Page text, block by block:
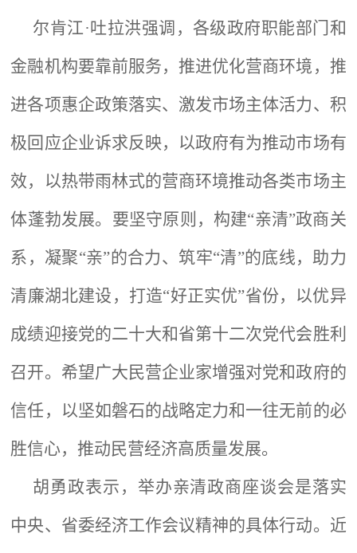
尔肯江·吐拉洪强调，各级政府职能部门和
金融机构要靠前服务，推进优化营商环境，推
进各项惠企政策落实、激发市场主体活力、积
极回应企业诉求反映，以政府有为推动市场有
效，以热带雨林式的营商环境推动各类市场主
体蓬勃发展。要坚守原则，构建“亲清”政商关
系，凝聚“亲”的合力、筑牢“清”的底线，助力
清廉湖北建设，打造“好正实优”省份，以优异
成绩迎接党的二十大和省第十二次党代会胜利
召开。希望广大民营企业家增强对党和政府的
信任，以坚如磐石的战略定力和一往无前的必
胜信心，推动民营经济高质量发展。
胡勇政表示，举办亲清政商座谈会是落实
中央、省委经济工作会议精神的具体行动。近